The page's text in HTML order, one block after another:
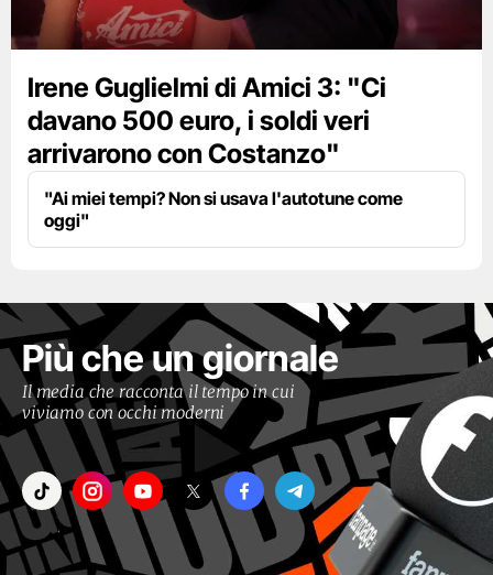
Irene Guglielmi di Amici 3: "Ci
davano 500 euro, i soldi veri
arrivarono con Costanzo"
"Ai miei tempi? Non si usava l'autotune come
oggi"
Più che un giornale
Il media che racconta il tempo in cui
viviamo con occhi moderni